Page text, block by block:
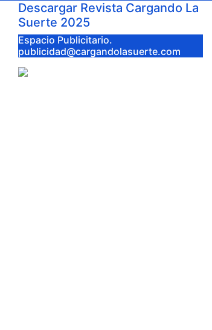
Descargar Revista Cargando La
Suerte 2025
Espacio Publicitario.
publicidad@cargandolasuerte.com